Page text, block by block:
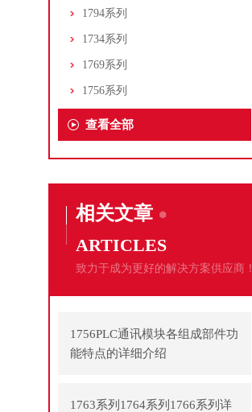
1794系列
1734系列
1769系列
1756系列
查看全部
相关文章
ARTICLES
致力于成为更好的解决方案供应商！
1756PLC通讯模块各组成部件功
能特点的详细介绍
1763系列1764系列1766系列详